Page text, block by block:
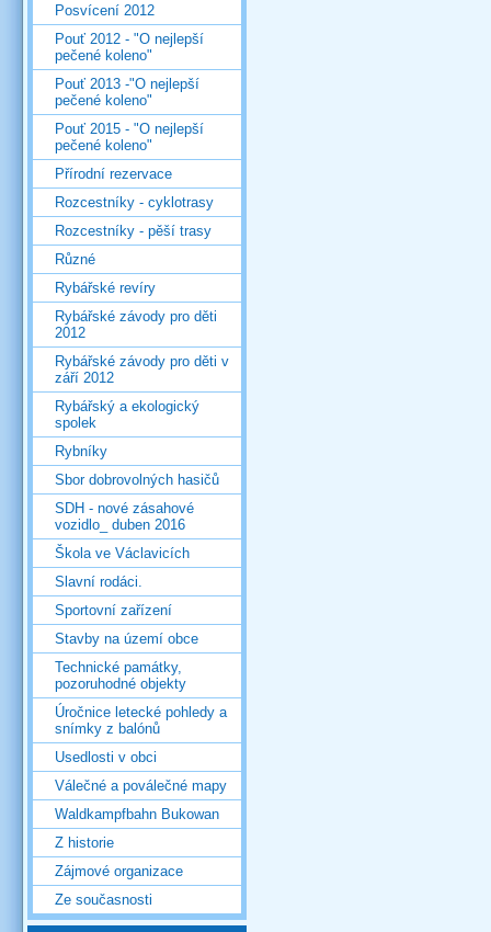
Posvícení 2012
Pouť 2012 - "O nejlepší
pečené koleno"
Pouť 2013 -"O nejlepší
pečené koleno"
Pouť 2015 - "O nejlepší
pečené koleno"
Přírodní rezervace
Rozcestníky - cyklotrasy
Rozcestníky - pěší trasy
Různé
Rybářské revíry
Rybářské závody pro děti
2012
Rybářské závody pro děti v
září 2012
Rybářský a ekologický
spolek
Rybníky
Sbor dobrovolných hasičů
SDH - nové zásahové
vozidlo_ duben 2016
Škola ve Václavicích
Slavní rodáci.
Sportovní zařízení
Stavby na území obce
Technické památky,
pozoruhodné objekty
Úročnice letecké pohledy a
snímky z balónů
Usedlosti v obci
Válečné a poválečné mapy
Waldkampfbahn Bukowan
Z historie
Zájmové organizace
Ze současnosti